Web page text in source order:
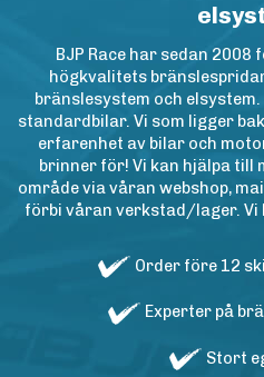
BJP Race har sedan
högkvalitets
bränslesystem och
standardbilar. Vi som ligger
erfarenhet av bilar och
brinner för! Vi kan hjälpa till
område via våran webshop,
förbi våran verkstad/lager.
Order före 12
Experter på
Stort